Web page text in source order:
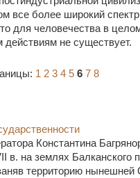
все более широкий спектр
для человечества в
не существует.
1 2 3 4 5 6 7 8
Константина
в. на землях Балканского
территорию нынешней